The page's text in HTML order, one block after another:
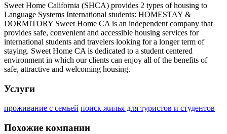
Sweet Home California (SHCA) provides 2 types of housing to
Language Systems International students: HOMESTAY &
DORMITORY Sweet Home CA is an independent company that
provides safe, convenient and accessible housing services for
international students and travelers looking for a longer term of
staying. Sweet Home CA is dedicated to a student centered
environment in which our clients can enjoy all of the benefits of
safe, attractive and welcoming housing.
Услуги
проживание с семьей поиск жилья для туристов и студентов
Похожие компании